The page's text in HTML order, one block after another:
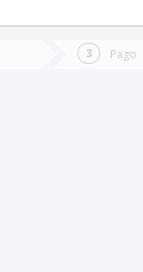
Pago